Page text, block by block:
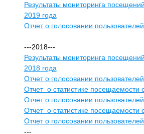
Результаты мониторинга
2019 года
Отчет о голосовании
---2018---
Результаты мониторинга
2018 года
Отчет о голосовании
Отчет о статистике посещаемости
Отчет о голосовании
Отчет о статистике посещаемости
Отчет о голосовании
---